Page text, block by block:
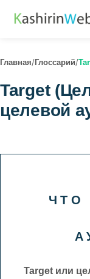
Главная/Глоссарий/
Target
целевой
ЧТО
Target или